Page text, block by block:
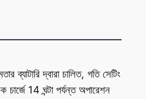
ব্যাটারি দ্বারা চালিত, গতি সেটিং
14 ঘন্টা পর্যন্ত অপারেশন